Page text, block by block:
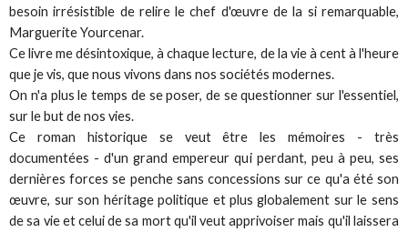
besoin irrésistible de relire le chef d'œuvre de la si remarquable,
Marguerite Yourcenar.
Ce livre me désintoxique, à chaque lecture, de la vie à cent à l'heure
que je vis, que nous vivons dans nos sociétés modernes.
On n'a plus le temps de se poser, de se questionner sur l'essentiel,
sur le but de nos vies.
Ce roman historique se veut être les mémoires - très
documentées - d'un grand empereur qui perdant, peu à peu, ses
dernières forces se penche sans concessions sur ce qu'a été son
œuvre, sur son héritage politique et plus globalement sur le sens
de sa vie et celui de sa mort qu'il veut apprivoiser mais qu'il laissera